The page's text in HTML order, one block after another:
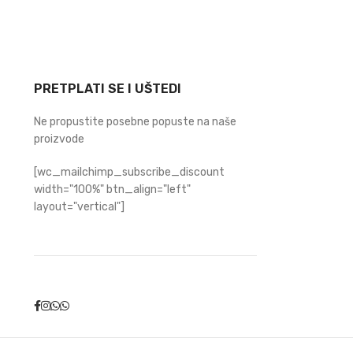
PRETPLATI SE I UŠTEDI
Ne propustite posebne popuste na naše
proizvode
[wc_mailchimp_subscribe_discount
width="100%" btn_align="left"
layout="vertical"]